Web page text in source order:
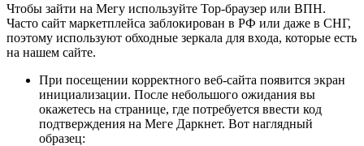
Чтобы зайти на Мегу используйте Тор-браузер или ВПН.
Часто сайт маркетплейса заблокирован в РФ или даже в СНГ,
поэтому используют обходные зеркала для входа, которые есть
на нашем сайте.
При посещении корректного веб-сайта появится экран
инициализации. После небольшого ожидания вы
окажетесь на странице, где потребуется ввести код
подтверждения на Меге Даркнет. Вот наглядный
образец: